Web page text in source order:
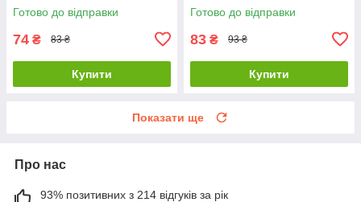
Готово до відправки
74 ₴ 83 ₴
Купити
Готово до відправки
83 ₴ 93 ₴
Купити
Показати ще
Про нас
93% позитивних з 214 відгуків за рік